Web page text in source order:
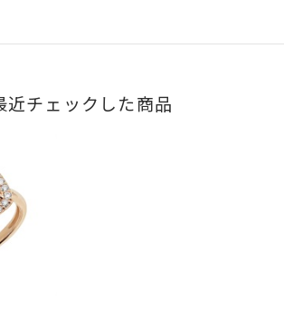
近チェックした商品